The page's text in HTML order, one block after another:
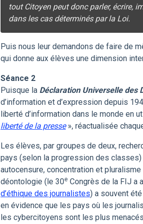
tout Citoyen peut donc parler, écrire,
dans les cas déterminés par la Loi.
Puis nous leur demandons de faire de
qui donne aux élèves une dimension
Séance 2
Puisque la Déclaration Universelle des
d’information et d’expression depuis
liberté d’information dans le monde en
liberté de la presse», réactualisée
Les élèves, par groupes de deux,
pays (selon la progression des
autocensure, concentration et
déontologie (le 30e Congrès de la FIJ a
d’éthique des journalistes) a souvent
en évidence que les pays où les
les cybercitoyens sont les plus